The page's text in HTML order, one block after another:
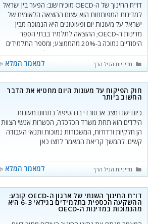
דו"ח החינוך של ה-OECD מוכיח שוב: הפער בין ישראל
למדינות המפותחות הוא עצום ההוצאה הלאומית של
ישראל על מעונות יום ופעוטונים היא הנמוכה מבין
מדינות ה-OECD; ההוצאה לתלמיד בבתי הספר
היסודיים נמוכה ב-20% מהממוצע; ומספר התלמידים
לעומת 23 במדינות המפותחות. להמשך קריאת
המאמר לחצו כאן
למאמר המלא קטגוריות
מדיניות הגיל הרך
חוק הפיקוח על מעונות היום מחטיא את הדבר
החשוב ביותר
כיום ישנו מצב אבסורדי בו הטיפול בתחום מעונות
הילדים הוא תחת משרד הכלכלה, הכשרות אנשי הצוות
הן חלקיות ורדודות, המשכורות נמוכות ותנאי העבודה
קשים. להמשך קריאת המאמר לחצו כאן
למאמר המלא קטגוריות
מדיניות הגיל הרך
דו"ח החינוך השנתי של ארגון ה-OECD קובע:
ההשקעה הכספית בתלמידים בגילאי 6-3 היא
מהנמוכות במדינות ה-OECD